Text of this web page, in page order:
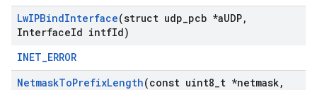
LwIPBindInterface(struct udp pcb *aUDP,
InterfaceId intfId)
INET_ERROR
NetmaskToPrefixLength(const uint8 t *netmask,